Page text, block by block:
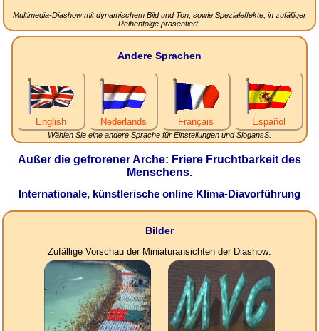
Multimedia-Diashow mit dynamischem Bild und Ton, sowie Spezialeffekte, in zufälliger
Reihenfolge präsentiert.
Andere Sprachen
English Nederlands Français Español
Wählen Sie eine andere Sprache für Einstellungen und SlogansS.
Außer die gefrorener Arche: Friere Fruchtbarkeit des
Menschens.
Internationale, künstlerische online Klima-Diavorführung
Bilder
Zufällige Vorschau der Miniaturansichten der Diashow: